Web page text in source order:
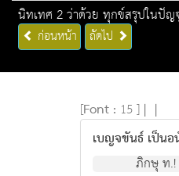
นิทเทศ 2 ว่าด้วย ทุกข์สรุปในปั
ก่อนหน้า ถัดไป
[Font : 15 ] | |
เบญจขันธ์ เป็นอ
ภิกษุ ท.!